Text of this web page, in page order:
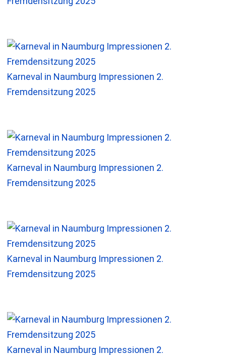
Karneval in Naumburg Impressionen 2.
Fremdensitzung 2025
Karneval in Naumburg Impressionen 2.
Fremdensitzung 2025
Karneval in Naumburg Impressionen 2.
Fremdensitzung 2025
Karneval in Naumburg Impressionen 2.